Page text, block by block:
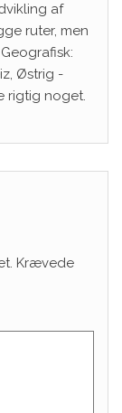
af
ruter, men
Østrig -
rigtig noget.
Krævede